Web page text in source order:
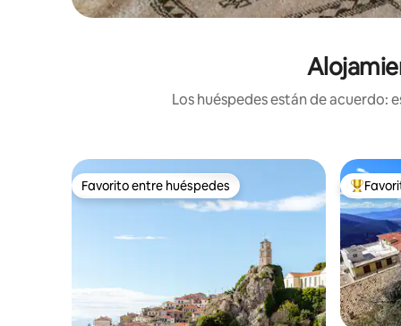
Los huéspedes están de
Favorito entre huéspedes
Favorito entre huéspedes De los